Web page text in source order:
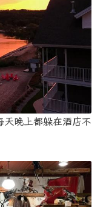
天晚上都躲在酒店不